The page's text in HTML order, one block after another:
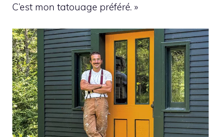
C’est mon tatouage préféré. »